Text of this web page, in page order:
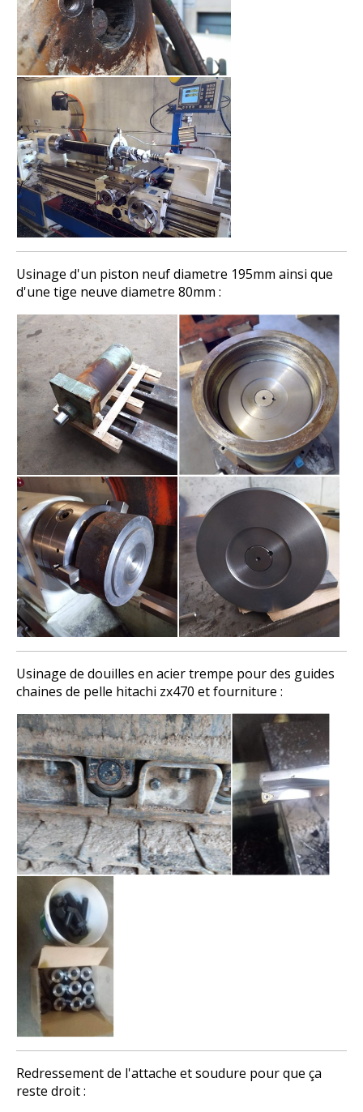
Usinage d'un piston neuf diametre 195mm ainsi que
d'une tige neuve diametre 80mm :
Usinage de douilles en acier trempe pour des guides
chaines de pelle hitachi zx470 et fourniture :
Redressement de l'attache et soudure pour que ça
reste droit :